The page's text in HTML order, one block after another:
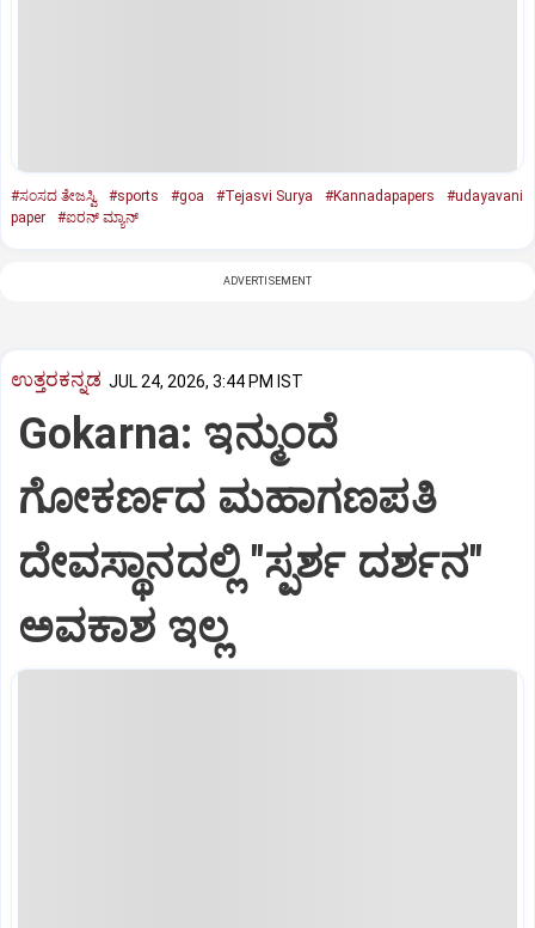
#ಸಂಸದ ತೇಜಸ್ವಿ #sports #goa #Tejasvi Surya #Kannadapapers
#udayavani
paper
#ಐರನ್​ ಮ್ಯಾನ್
ADVERTISEMENT
ಉತ್ತರಕನ್ನಡ JUL 24, 2026, 3:44 PM IST
Gokarna: ಇನ್ಮುಂದೆ
ಗೋಕರ್ಣದ ಮಹಾಗಣಪತಿ
ದೇವಸ್ಥಾನದಲ್ಲಿ "ಸ್ಪರ್ಶ ದರ್ಶನ"
ಅವಕಾಶ ಇಲ್ಲ